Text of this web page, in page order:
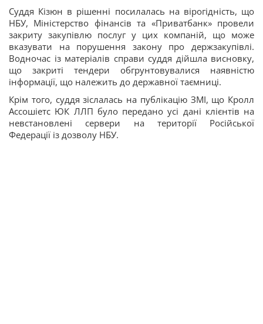
Суддя Кізюн в рішенні посилалась на вірогідність, що
НБУ, Міністерство фінансів та «Приватбанк» провели
закриту закупівлю послуг у цих компаній, що може
вказувати на порушення закону про держзакупівлі.
Водночас із матеріалів справи суддя дійшла висновку,
що закриті тендери обгрунтовувалися наявністю
інформації, що належить до державної таємниці.
Крім того, суддя зіслалась на публікацію ЗМІ, що Кролл
Ассошіетс ЮК ЛЛП було передано усі дані клієнтів на
невстановлені сервери на території Російської
Федерації із дозволу НБУ.